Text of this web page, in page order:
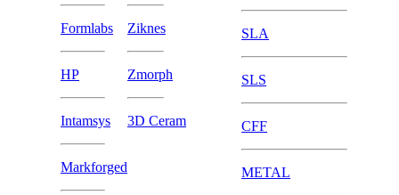
Formlabs
HP
Intamsys
Markforged
Ziknes
Zmorph
3D Ceram
SLA
SLS
CFF
METAL